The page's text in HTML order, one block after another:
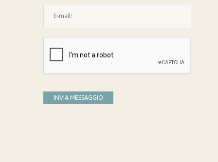
INVIA MESSAGGIO